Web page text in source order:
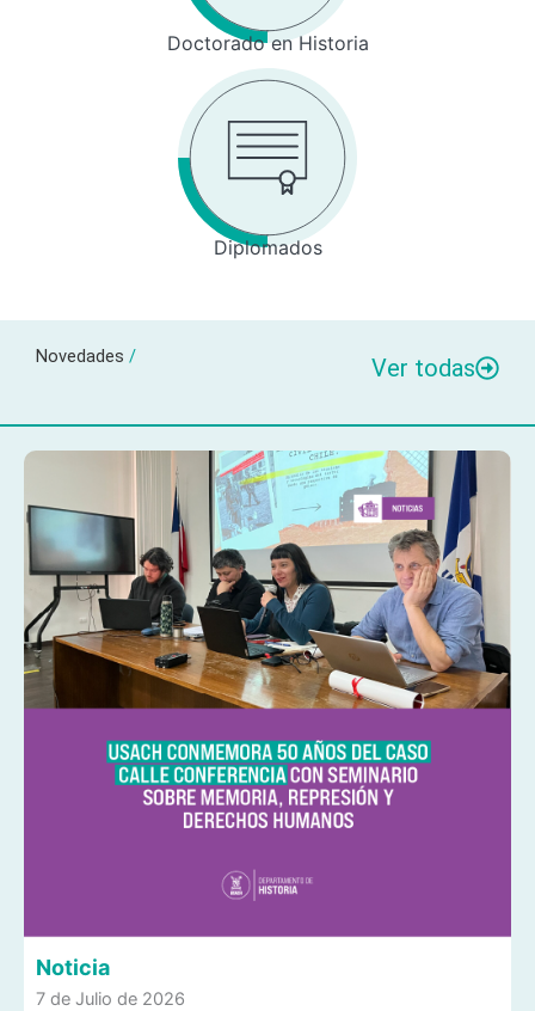
Doctorado en Historia
Diplomados
Novedades / Ver todas
Noticia
7 de Julio de 2026